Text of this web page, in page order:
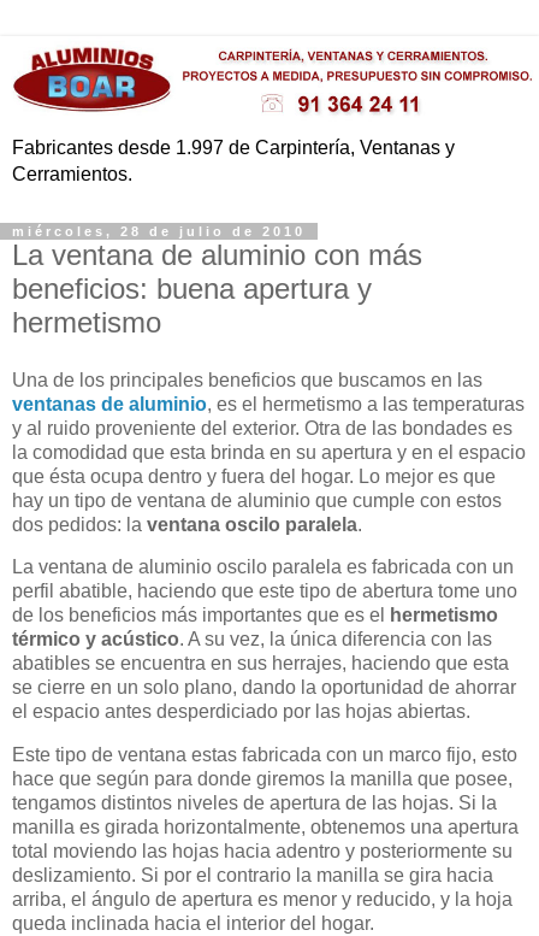
Fabricantes desde 1.997 de Carpintería, Ventanas y
Cerramientos.
miércoles, 28 de julio de 2010
La ventana de aluminio con más
beneficios: buena apertura y
hermetismo
Una de los principales beneficios que buscamos en las
ventanas de aluminio, es el hermetismo a las temperaturas
y al ruido proveniente del exterior. Otra de las bondades es
la comodidad que esta brinda en su apertura y en el espacio
que ésta ocupa dentro y fuera del hogar. Lo mejor es que
hay un tipo de ventana de aluminio que cumple con estos
dos pedidos: la ventana oscilo paralela.
La ventana de aluminio oscilo paralela es fabricada con un
perfil abatible, haciendo que este tipo de abertura tome uno
de los beneficios más importantes que es el
hermetismo
térmico y acústico. A su vez, la única diferencia con las
abatibles se encuentra en sus herrajes, haciendo que esta
se cierre en un solo plano, dando la oportunidad de ahorrar
el espacio antes desperdiciado por las hojas abiertas.
Este tipo de ventana estas fabricada con un marco fijo, esto
hace que según para donde giremos la manilla que posee,
tengamos distintos niveles de apertura de las hojas. Si la
manilla es girada horizontalmente, obtenemos una apertura
total moviendo las hojas hacia adentro y posteriormente su
deslizamiento. Si por el contrario la manilla se gira hacia
arriba, el ángulo de apertura es menor y reducido, y la hoja
queda inclinada hacia el interior del hogar.